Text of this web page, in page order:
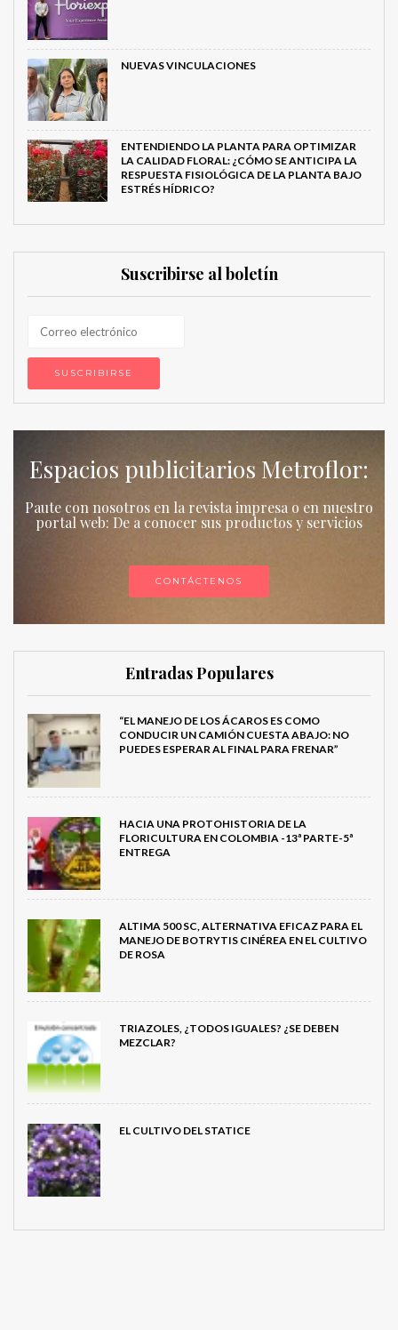
NUEVAS VINCULACIONES
ENTENDIENDO LA PLANTA PARA OPTIMIZAR
LA CALIDAD FLORAL: ¿CÓMO SE ANTICIPA LA
RESPUESTA FISIOLÓGICA DE LA PLANTA BAJO
ESTRÉS HÍDRICO?
Suscribirse al boletín
Espacios publicitarios Metroflor:
Paute con nosotros en la revista impresa o en nuestro
portal web: De a conocer sus productos y servicios
CONTÁCTENOS
Entradas Populares
“EL MANEJO DE LOS ÁCAROS ES COMO
CONDUCIR UN CAMIÓN CUESTA ABAJO: NO
PUEDES ESPERAR AL FINAL PARA FRENAR”
HACIA UNA PROTOHISTORIA DE LA
FLORICULTURA EN COLOMBIA -13ª PARTE-5ª
ENTREGA
ALTIMA 500 SC, ALTERNATIVA EFICAZ PARA EL
MANEJO DE BOTRYTIS CINÉREA EN EL CULTIVO
DE ROSA
TRIAZOLES, ¿TODOS IGUALES? ¿SE DEBEN
MEZCLAR?
EL CULTIVO DEL STATICE